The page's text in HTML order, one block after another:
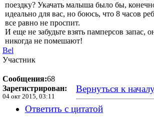
поездку? Укачать малыша было бы,
идеально для вас, но боюсь, что 8 часов
все равно не проспит.
И еще не забудьте взять памперсов запас,
никогда не помешают!
Bel
Участник
Сообщения:68
Зарегистрирован:
04 окт 2015, 03:11
Вернуться к
Ответить с цитатой